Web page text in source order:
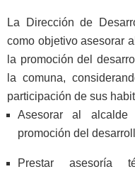
La Dirección de
como objetivo asesorar
la promoción del
la comuna,
participación de sus
Asesorar al
promoción del
Prestar asesoría